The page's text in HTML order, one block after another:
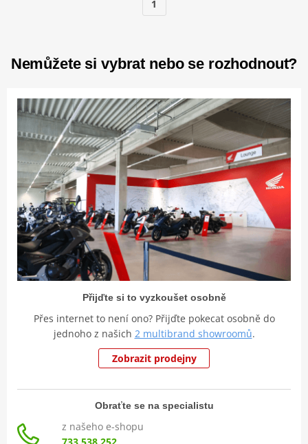
1
Nemůžete si vybrat nebo se rozhodnout?
Přijďte si to vyzkoušet osobně
Přes internet to není ono? Přijďte pokecat osobně do
jednoho z našich 2 multibrand showroomů.
Zobrazit prodejny
Obraťte se na specialistu
z našeho e-shopu